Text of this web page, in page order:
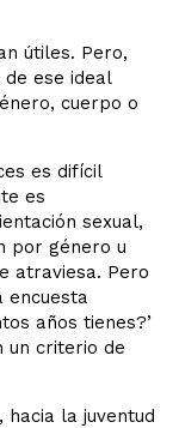
útiles. Pero,
ese ideal
cuerpo o
es difícil
es
sexual,
por género u
atraviesa. Pero
encuesta
años tienes?’
un criterio de
hacia la juventud